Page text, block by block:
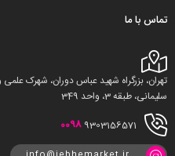
تماس با ما
تهران، بزرگراه شهید عباس دوران، شهرک
سلیمانی، طبقه 3، واحد 349
0098 9303156571